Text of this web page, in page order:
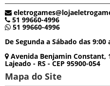
51 99660-4996
51 99660-4996
De Segunda a Sábado das 9:00
Avenida Benjamin Constant,
Lajeado - RS - CEP 95900-054
Mapa do Site